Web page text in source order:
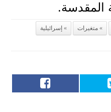
المقدسة.
متغيرات
إسرائيلية